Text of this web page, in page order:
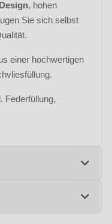
, hohen
Sie sich selbst
einer hochwertigen
Federfüllung,